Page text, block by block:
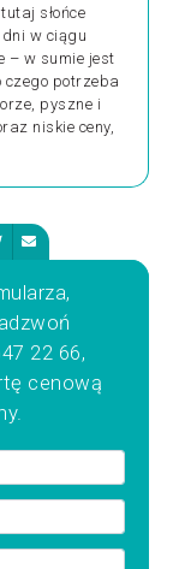
słońce
w ciągu
– w sumie jest
czego potrzeba
pyszne i
niskie ceny,
22 66,
cenową